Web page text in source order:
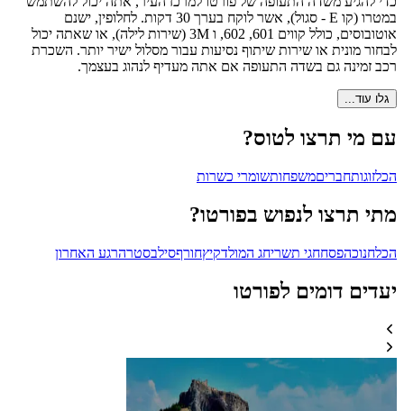
במטרו (קו E - סגול), אשר לוקח בערך 30 דקות. לחלופין, ישנם
אוטובוסים, כולל קווים 601, 602, ו 3M (שירות לילה), או שאתה יכול
לבחור מונית או שירות שיתוף נסיעות עבור מסלול ישיר יותר. השכרת
רכב זמינה גם בשדה התעופה אם אתה מעדיף לנהוג בעצמך.
גלו עוד...
עם מי תרצו לטוס?
הכלזוגותחבריםמשפחותשומרי כשרות
מתי תרצו לנפוש בפורטו?
הכלחנוכהפסחחגי תשריחג המולדקיץחורףסילבסטרהרגע האחרון
יעדים דומים לפורטו